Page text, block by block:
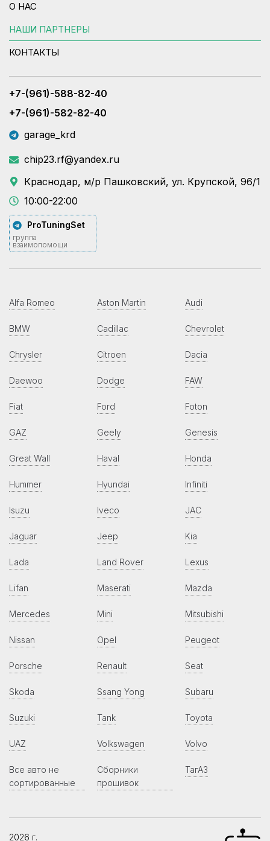
О НАС
НАШИ ПАРТНЕРЫ
КОНТАКТЫ
+7-(961)-588-82-40
+7-(961)-582-82-40
garage_krd
chip23.rf@yandex.ru
Краснодар, м/р Пашковский, ул. Крупской, 96/1
10:00-22:00
ProTuningSet
группа
взаимопомощи
Alfa Romeo Aston Martin Audi
BMW Cadillac Chevrolet
Chrysler Citroen Dacia
Daewoo Dodge FAW
Fiat Ford Foton
GAZ Geely Genesis
Great Wall Haval Honda
Hummer Hyundai Infiniti
Isuzu Iveco JAC
Jaguar Jeep Kia
Lada Land Rover Lexus
Lifan Maserati Mazda
Mercedes Mini Mitsubishi
Nissan Opel Peugeot
Porsche Renault Seat
Skoda Ssang Yong Subaru
Suzuki Tank Toyota
UAZ Volkswagen Volvo
Все авто не
сортированные
Сборники
прошивок
ТагАЗ
2026 г.